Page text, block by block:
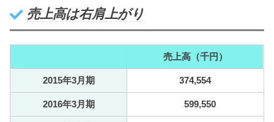
売上高は右肩上がり
売上高（千円）
2015年3月期 374,554
2016年3月期 599,550